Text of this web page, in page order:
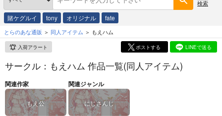
検索
賭ケグルイ tony オリジナル fate
とらのあな通販 同人アイテム もえハム
入荷アラート ポストする LINEで送る
サークル：もえハム 作品一覧(同人アイテム)
関連作家
もえ公
関連ジャンル
にじさんじ